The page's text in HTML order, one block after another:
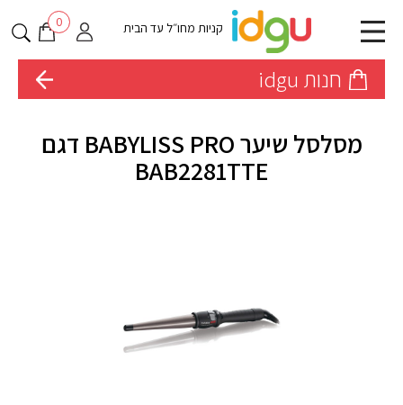
קניות מחו״ל עד הבית 0
חנות idgu
מסלסל שיער BABYLISS PRO דגם
BAB2281TTE